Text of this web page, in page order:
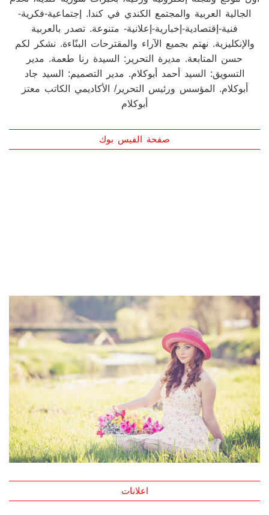
أول موقع ومجلة إلكترونية ورقية، بخبرات سورية كندية، تخدم
الجالية العربية والمجتمع الكندي في كندا. إجتماعية-فكرية-
فنية-إقتصادية-إخبارية-إعلانية- متنوعة. تصدر بالعربية
والإنكليزية. نهتم بجميع الآراء والمقترحات البنّاءة. نشكر لكم
حسن المتابعة. مديرة التحرير: السيدة رنا طعمة. مدير
التسويق: السيد أحمد أبوكلام. مدير التصميم: السيد جاد
أبوكلام. المؤسس ورئيس التحرير/ الأكاديمي الكاتب معتز